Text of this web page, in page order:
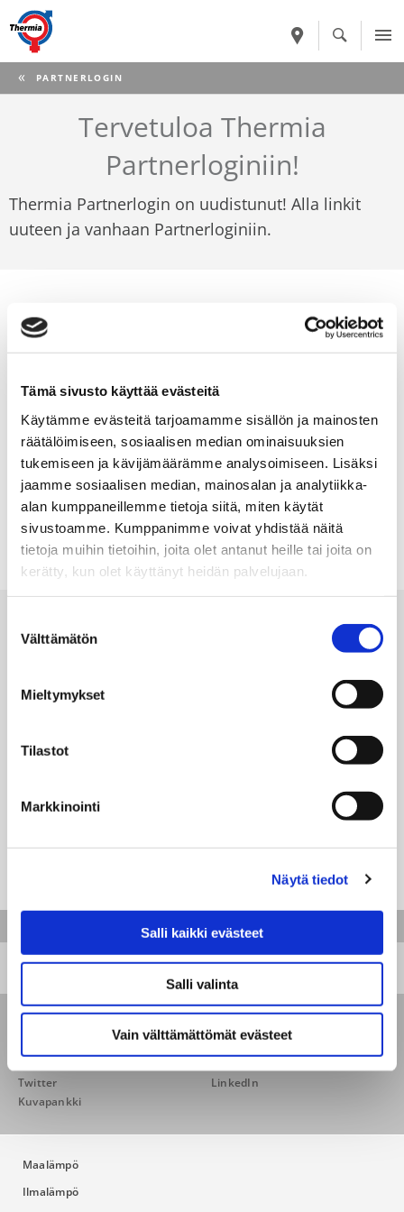
Tämä sivusto käyttää evästeitä
Käytämme evästeitä tarjoamamme sisällön ja mainosten
räätälöimiseen, sosiaalisen median ominaisuuksien
tukemiseen ja kävijämäärämme analysoimiseen. Lisäksi
jaamme sosiaalisen median, mainosalan ja analytiikka-
alan kumppaneillemme tietoja siitä, miten käytät
sivustoamme. Kumppanimme voivat yhdistää näitä
tietoja muihin tietoihin, joita olet antanut heille tai joita on
kerätty, kun olet käyttänyt heidän palvelujaan.
valinta
Välttämätön
Mieltymykset
Tilastot
Markkinointi
Näytä tiedot
Salli kaikki evästeet
Salli valinta
Vain välttämättömät evästeet
CURRENT:
PARTNERLOGIN
Tervetuloa Thermia
Partnerloginiin!
Thermia Partnerlogin on uudistunut! Alla linkit
uuteen ja vanhaan Partnerloginiin.
SISÄLTÖ
Avoimet työpaikat
Vastuullisuus
Twitter
LinkedIn
Kuvapankki
Maalämpö
Ilmalämpö